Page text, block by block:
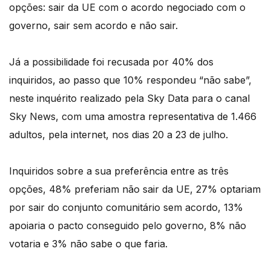
opções: sair da UE com o acordo negociado com o
governo, sair sem acordo e não sair.
Já a possibilidade foi recusada por 40% dos
inquiridos, ao passo que 10% respondeu “não sabe”,
neste inquérito realizado pela Sky Data para o canal
Sky News, com uma amostra representativa de 1.466
adultos, pela internet, nos dias 20 a 23 de julho.
Inquiridos sobre a sua preferência entre as três
opções, 48% preferiam não sair da UE, 27% optariam
por sair do conjunto comunitário sem acordo, 13%
apoiaria o pacto conseguido pelo governo, 8% não
votaria e 3% não sabe o que faria.